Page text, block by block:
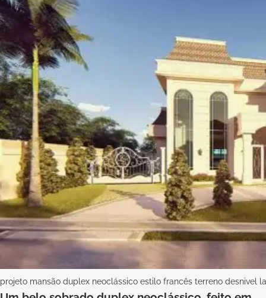
projeto mansão duplex neoclássico estilo francês terreno desnivel